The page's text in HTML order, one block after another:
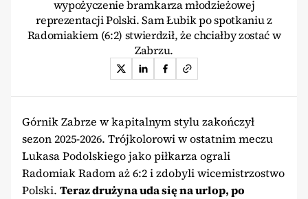
wypożyczenie bramkarza młodzieżowej
reprezentacji Polski. Sam Łubik po spotkaniu z
Radomiakiem (6:2) stwierdził, że chciałby zostać w
Zabrzu.
Górnik Zabrze w kapitalnym stylu zakończył
sezon 2025-2026. Trójkolorowi w ostatnim meczu
Lukasa Podolskiego jako piłkarza ograli
Radomiak Radom aż 6:2 i zdobyli wicemistrzostwo
Polski. Teraz drużyna uda się na urlop, po